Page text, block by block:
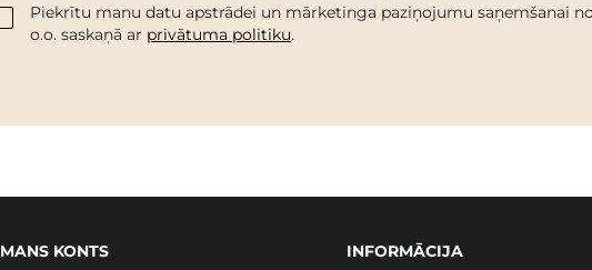
Piekrītu manu datu apstrādei un mārketinga paziņojumu saņemšanai
o.o. saskaņā ar privātuma politiku.
MANS KONTS
INFORMĀCIJA